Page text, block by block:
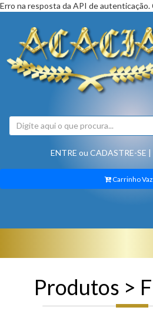
Erro na resposta da API de autenticação.
ENTRE ou CADASTRE-SE |
Carrinho
Produtos >